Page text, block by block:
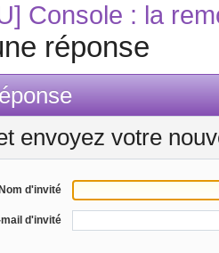
Console : la
réponse
envoyez votre
Nom d'invité
mail d'invité